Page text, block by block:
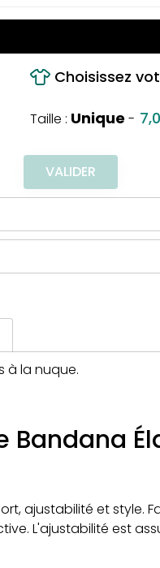
Choisissez
Taille : Unique -
VALIDER
à la nuque.
Bandana
ajustabilité et style.
L'ajustabilité est